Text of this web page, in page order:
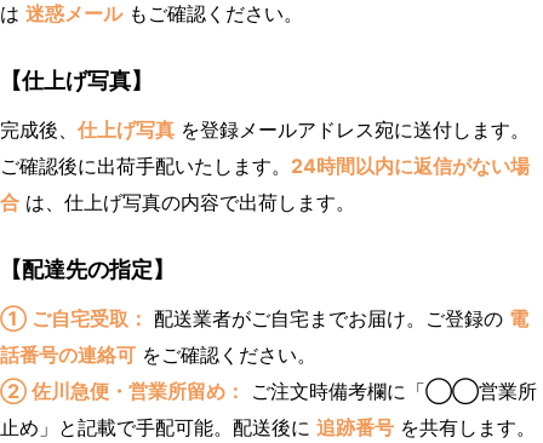
は 迷惑メールもご確認ください。
【仕上げ写真】
完成後、 仕上げ写真 を登録メールアドレス宛に送付します。
ご確認後に出荷手配いたします。 24時間以内に返信がない場
合 は、仕上げ写真の内容で出荷します。
【配達先の指定】
① ご自宅受取： 配送業者がご自宅までお届け。ご登録の 電
話番号の連絡可 をご確認ください。
② 佐川急便・営業所留め：
ご注文時備考欄に「◯◯営業所
止め」と記載で手配可能。配送後に 追跡番号 を共有します。